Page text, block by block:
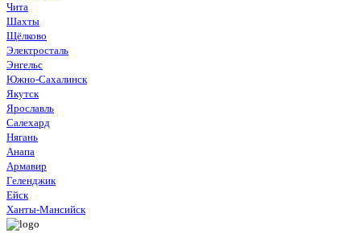
Чита
Шахты
Щёлково
Электросталь
Энгельс
Южно-Сахалинск
Якутск
Ярославль
Салехард
Нягань
Анапа
Армавир
Геленджик
Ейск
Ханты-Мансийск